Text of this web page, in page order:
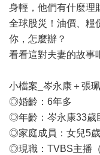
身輕，他們有什麼理
全球股災！油價、糧
你，怎麼辦？
看看這對夫妻的故事
小檔案_岑永康＋張
◎婚齡：6年多
◎年齡：岑永康33歲
◎家庭成員：女兒5
◎現職：TVBS主播（